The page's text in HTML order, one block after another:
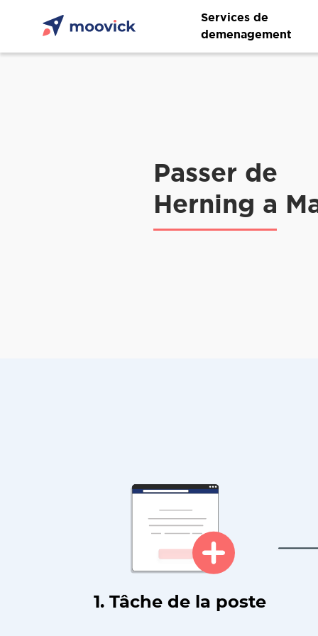
Services de
demenagement
Passer de
Herning a
1. Tâche de la poste